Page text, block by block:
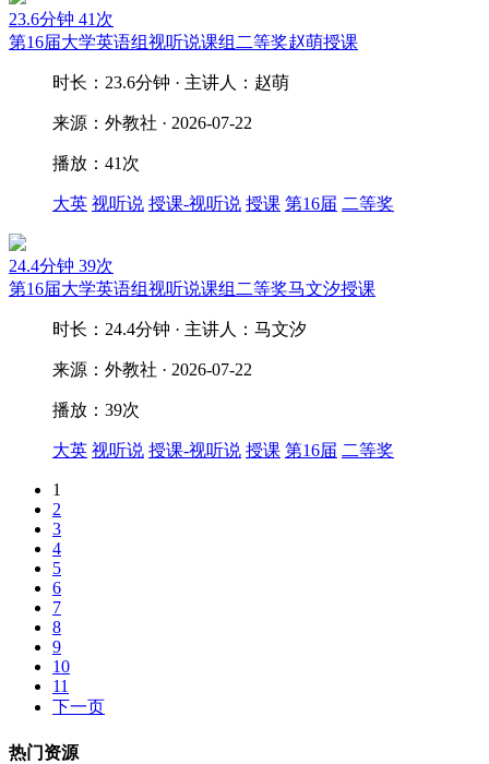
23.6分钟 41次
第16届大学英语组视听说课组二等奖赵萌授课
时长：23.6分钟 · 主讲人：赵萌
来源：外教社 · 2026-07-22
播放：41次
大英 视听说 授课-视听说 授课 第16届 二等奖
24.4分钟 39次
第16届大学英语组视听说课组二等奖马文汐授课
时长：24.4分钟 · 主讲人：马文汐
来源：外教社 · 2026-07-22
播放：39次
大英 视听说 授课-视听说 授课 第16届 二等奖
1
2
3
4
5
6
7
8
9
10
11
下一页
热门资源